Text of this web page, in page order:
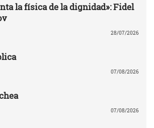
la física de la dignidad»: Fidel
28/07/2026
07/08/2026
07/08/2026